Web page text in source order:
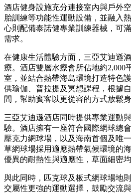
酒店健身設施充分連接室內與戶外
胎訓練等功能性運動設備，並融入
心則配備泰諾健專業訓練器械，可
需求。
在健康生活體驗方面，三亞艾迪遜
療。酒店雙層水療會所佔地約2,000
室，並結合熱帶海島環境打造特色
供瑜伽、普拉提及冥想課程，根據
間，幫助賓客以更從容的方式放鬆身
三亞艾迪遜酒店同時提供專業運動
驗。酒店擁有一座符合國際網球總
壓克力網球場，以及海南首個及唯
草網球場採用適應熱帶氣候環境的
優異的耐熱性與適應性，草面細密均
與此同時，匹克球及板式網球場地
交屬性更強的運動選擇，鼓勵交流